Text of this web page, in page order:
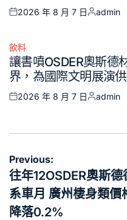
Posted
2026 年 8 月 7 日
Posted
admin
Posted
in
飲料
讓書噴OSDER奧斯德
界，為國際文明展演
Posted
2026 年 8 月 7 日
Posted
admin
文
章
導
覽
Previous:
往年12OSDER奧斯德
系車月 廣州棲身類價
降落0.2%